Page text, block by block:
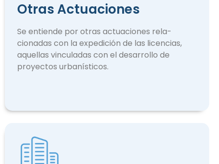
Otras Actuaciones
Se entiende por otras actuaciones rela­
cionadas con la expedición de las licencias,
aquellas vinculadas con el desarrollo de
proyectos urbanísticos.